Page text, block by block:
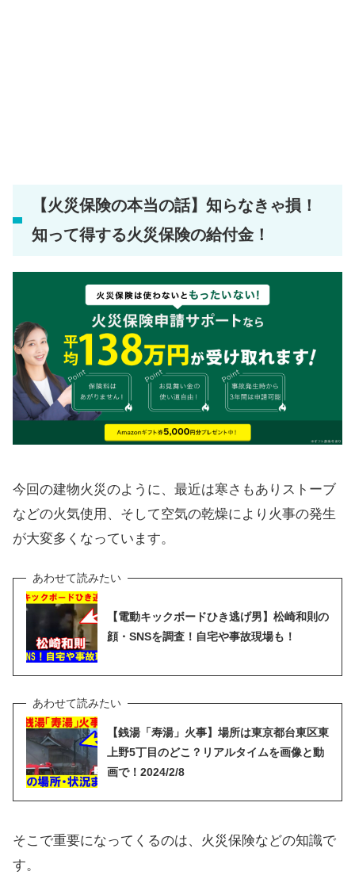
【火災保険の本当の話】知らなきゃ損！
知って得する火災保険の給付金！
今回の建物火災のように、最近は寒さもありストーブ
などの火気使用、そして空気の乾燥により火事の発生
が大変多くなっています。
【電動キックボードひき逃げ男】松崎和則の
顔・SNSを調査！自宅や事故現場も！
【銭湯「寿湯」火事】場所は東京都台東区東
上野5丁目のどこ？リアルタイムを画像と動
画で！2024/2/8
そこで重要になってくるのは、火災保険などの知識で
す。